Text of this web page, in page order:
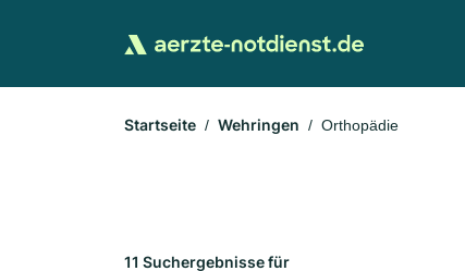
Startseite Wehringen Orthopädie
11 Suchergebnisse für